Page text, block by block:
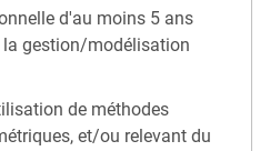
d'au moins 5 ans
gestion/modélisation
de méthodes
et/ou relevant du